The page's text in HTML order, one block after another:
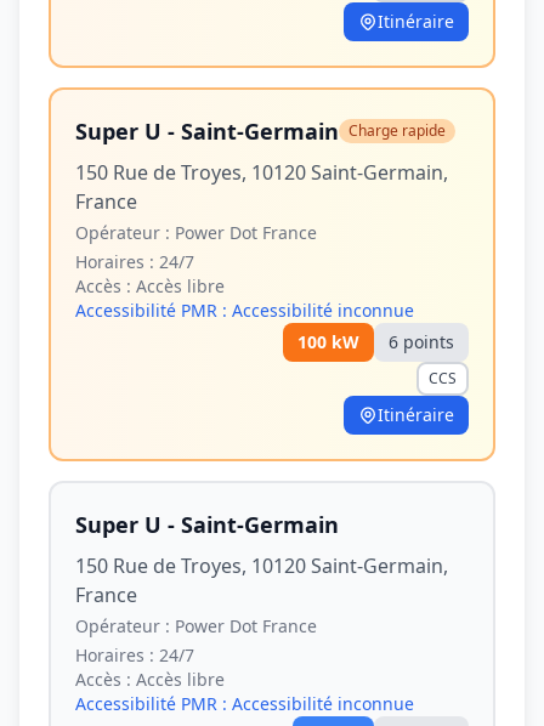
Itinéraire
Super U - Saint-Germain Charge rapide
150 Rue de Troyes, 10120 Saint-Germain,
France
Opérateur : Power Dot France
Horaires : 24/7
Accès : Accès libre
Accessibilité PMR : Accessibilité inconnue
100 kW 6 points
CCS
Itinéraire
Super U - Saint-Germain
150 Rue de Troyes, 10120 Saint-Germain,
France
Opérateur : Power Dot France
Horaires : 24/7
Accès : Accès libre
Accessibilité PMR : Accessibilité inconnue